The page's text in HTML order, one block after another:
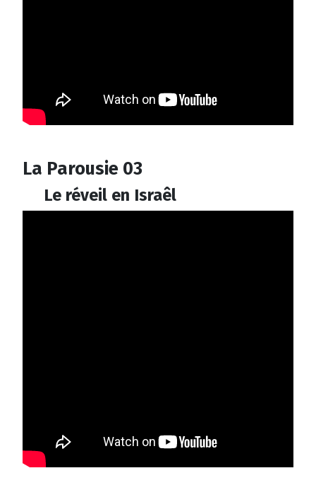
La Parousie 03
Le réveil en Israêl